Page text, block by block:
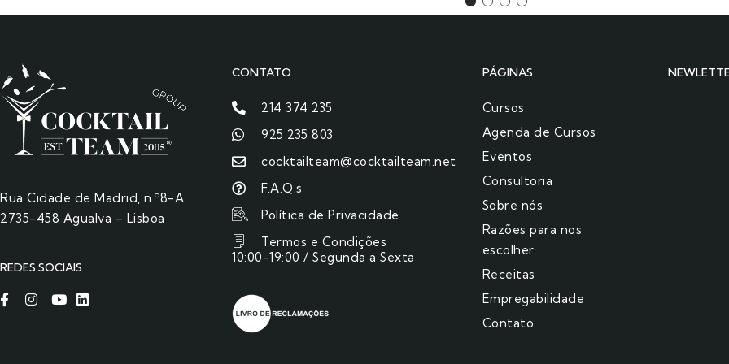
Rua Cidade de Madrid, n.º8-A
2735-458 Agualva – Lisboa
REDES SOCIAIS
CONTATO
214 374 235
925 235 803
cocktailteam@cocktailteam.net
F.A.Q.s
Política de Privacidade
Termos e Condições
10:00-19:00 / Segunda a Sexta
PÁGINAS
Cursos
Agenda de Cursos
Eventos
Consultoria
Sobre nós
Razões para nos
escolher​
Receitas
Empregabilidade
Contato